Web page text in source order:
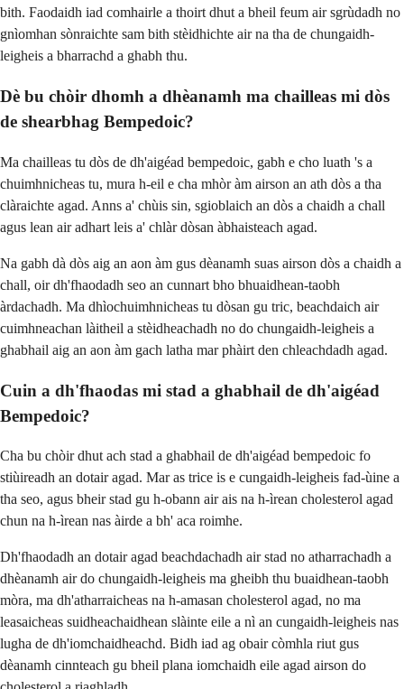
bith. Faodaidh iad comhairle a thoirt dhut a bheil feum air sgrùdadh no
gnìomhan sònraichte sam bith stèidhichte air na tha de chungaidh-
leigheis a bharrachd a ghabh thu.
Dè bu chòir dhomh a dhèanamh ma chailleas mi dòs
de shearbhag Bempedoic?
Ma chailleas tu dòs de dh'aigéad bempedoic, gabh e cho luath 's a
chuimhnicheas tu, mura h-eil e cha mhòr àm airson an ath dòs a tha
clàraichte agad. Anns a' chùis sin, sgioblaich an dòs a chaidh a chall
agus lean air adhart leis a' chlàr dòsan àbhaisteach agad.
Na gabh dà dòs aig an aon àm gus dèanamh suas airson dòs a chaidh a
chall, oir dh'fhaodadh seo an cunnart bho bhuaidhean-taobh
àrdachadh. Ma dhìochuimhnicheas tu dòsan gu tric, beachdaich air
cuimhneachan làitheil a stèidheachadh no do chungaidh-leigheis a
ghabhail aig an aon àm gach latha mar phàirt den chleachdadh agad.
Cuin a dh'fhaodas mi stad a ghabhail de dh'aigéad
Bempedoic?
Cha bu chòir dhut ach stad a ghabhail de dh'aigéad bempedoic fo
stiùireadh an dotair agad. Mar as trice is e cungaidh-leigheis fad-ùine a
tha seo, agus bheir stad gu h-obann air ais na h-ìrean cholesterol agad
chun na h-ìrean nas àirde a bh' aca roimhe.
Dh'fhaodadh an dotair agad beachdachadh air stad no atharrachadh a
dhèanamh air do chungaidh-leigheis ma gheibh thu buaidhean-taobh
mòra, ma dh'atharraicheas na h-amasan cholesterol agad, no ma
leasaicheas suidheachaidhean slàinte eile a nì an cungaidh-leigheis nas
lugha de dh'iomchaidheachd. Bidh iad ag obair còmhla riut gus
dèanamh cinnteach gu bheil plana iomchaidh eile agad airson do